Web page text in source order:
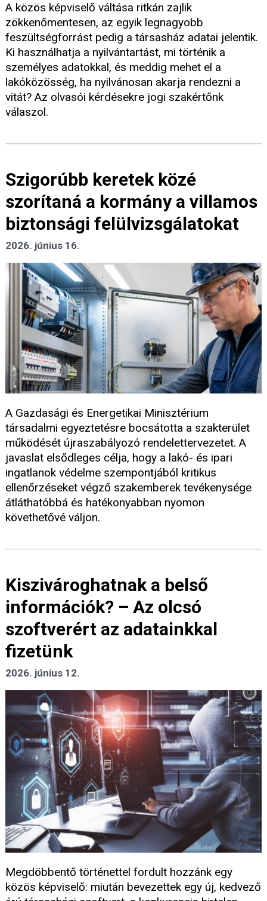
A közös képviselő váltása ritkán zajlik
zökkenőmentesen, az egyik legnagyobb
feszültségforrást pedig a társasház adatai jelentik.
Ki használhatja a nyilvántartást, mi történik a
személyes adatokkal, és meddig mehet el a
lakóközösség, ha nyilvánosan akarja rendezni a
vitát? Az olvasói kérdésekre jogi szakértőnk
válaszol.
Szigorúbb keretek közé
szorítaná a kormány a villamos
biztonsági felülvizsgálatokat
2026. június 16.
A Gazdasági és Energetikai Minisztérium
társadalmi egyeztetésre bocsátotta a szakterület
működését újraszabályozó rendelettervezetet. A
javaslat elsődleges célja, hogy a lakó- és ipari
ingatlanok védelme szempontjából kritikus
ellenőrzéseket végző szakemberek tevékenysége
átláthatóbbá és hatékonyabban nyomon
követhetővé váljon.
Kiszivároghatnak a belső
információk? – Az olcsó
szoftverért az adatainkkal
fizetünk
2026. június 12.
Megdöbbentő történettel fordult hozzánk egy
közös képviselő: miután bevezettek egy új, kedvező